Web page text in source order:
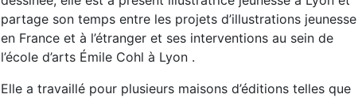
partage son temps entre les projets d’illustrations jeunesse
en France et à l’étranger et ses interventions au sein de
l’école d’arts Émile Cohl à Lyon .
Elle a travaillé pour plusieurs maisons d’éditions telles que